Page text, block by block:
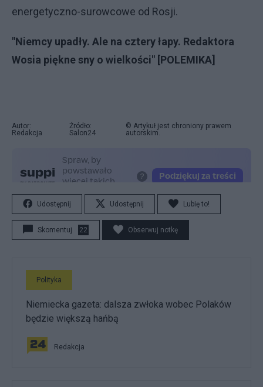
energetyczno-surowcowe od Rosji.
"Niemcy upadły. Ale na cztery łapy. Redaktora
Wosia piękne sny o wielkości" [POLEMIKA]
Autor:
Redakcja
Źródło:
Salon24
© Artykuł jest chroniony prawem
autorskim.
Udostępnij Udostępnij Lubię to!
Skomentuj 22 Obserwuj notkę
Polityka
Niemiecka gazeta: dalsza zwłoka wobec Polaków
będzie większą hańbą
Redakcja